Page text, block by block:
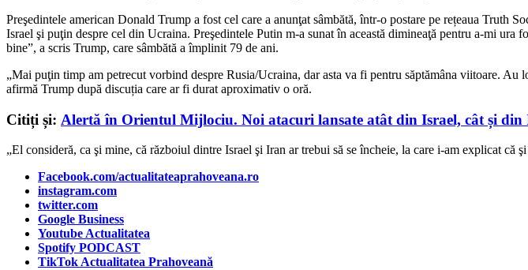
Preşedintele american Donald Trump a fost cel care a anunţat sâmbătă, într-o postare pe rețeaua
Israel şi puţin despre cel din Ucraina. Preşedintele Putin m-a sunat în această dimineaţă pentru a-mi
bine”, a scris Trump, care sâmbătă a împlinit 79 de ani.
„Mai puţin timp am petrecut vorbind despre Rusia/Ucraina, dar asta va fi pentru săptămâna viitoare.
afirmă Trump după discuția care ar fi durat aproximativ o oră.
Citiți și: Alertă în Orientul Mijlociu. Noi atacuri lansate atât din Israel, cât și din
„El consideră, ca şi mine, că războiul dintre Israel şi Iran ar trebui să se încheie, la care i-am explicat că
Facebook.com/actualitateaprahoveana.ro
instagram.com
twitter.com
Google Business
Youtube Actualitatea
Spotify PODCAST
TikTok Actualitatea Prahoveană